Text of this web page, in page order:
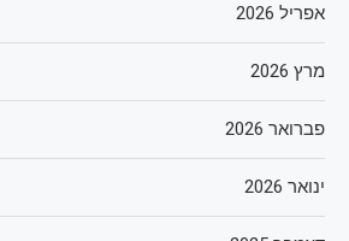
אפריל 2026
מרץ 2026
פברואר 2026
ינואר 2026